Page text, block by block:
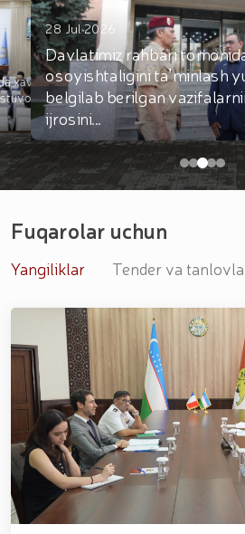
xavfsizlik va
vazifa
28 Jul 2026
Davlatimiz rahbari
osoyishtaligini taʼminlash
belgilab berilgan
ijrosini...
Fuqarolar uchun
Yangiliklar Tender va